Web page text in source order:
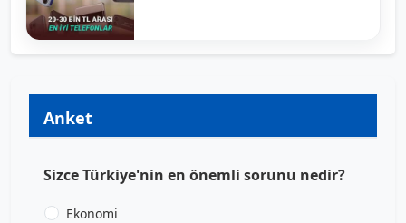
Anket
Sizce Türkiye'nin en önemli sorunu nedir?
Ekonomi